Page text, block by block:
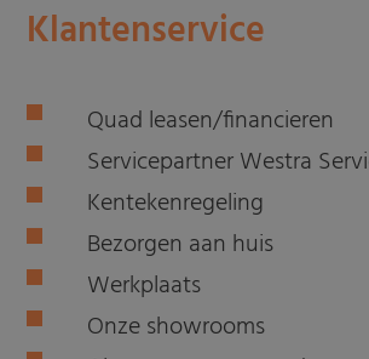
Klantenservice
Quad leasen/financieren
Servicepartner Westra
Kentekenregeling
Bezorgen aan huis
Werkplaats
Onze showrooms